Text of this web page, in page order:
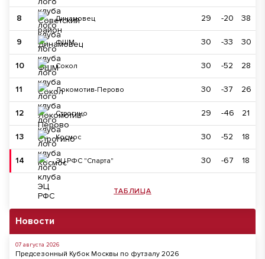
8 Динамовец 29 -20 38
9 ФШМ 30 -33 30
10 Сокол 30 -52 28
11 Локомотив-Перово 30 -37 26
12 Строгино 29 -46 21
13 Космос 30 -52 18
14 ЭЦ РФС "Спарта" 30 -67 18
ТАБЛИЦА
Новости
07 августа 2026
Предсезонный Кубок Москвы по футзалу 2026